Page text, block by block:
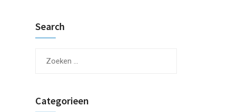
Search
Categorieen